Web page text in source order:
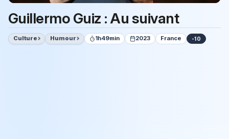
Guillermo Guiz : Au suivant
Culture Humour 1h49min 2023 France -10